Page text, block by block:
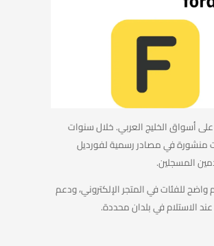
تركيز قوي على أسواق الخليج العربي. خلال سنوات
منشورة في مصادر رسمية لفورديل
للفئات في المتجر الإلكتروني، ودعم
الاستلام في بلدان محددة.